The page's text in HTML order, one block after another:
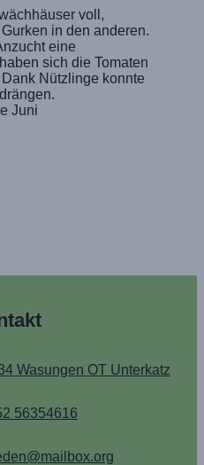
voll,
in den anderen.
eine
sich die Tomaten
Nützlinge konnte
Juni
Wasungen OT Unterkatz
56354616